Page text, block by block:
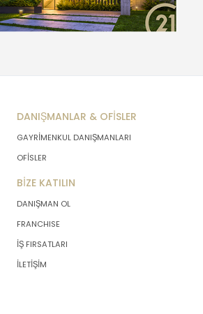
DANIŞMANLAR & OFİSLER
GAYRİMENKUL DANIŞMANLARI
OFİSLER
BİZE KATILIN
DANIŞMAN OL
FRANCHISE
İŞ FIRSATLARI
İLETİŞİM